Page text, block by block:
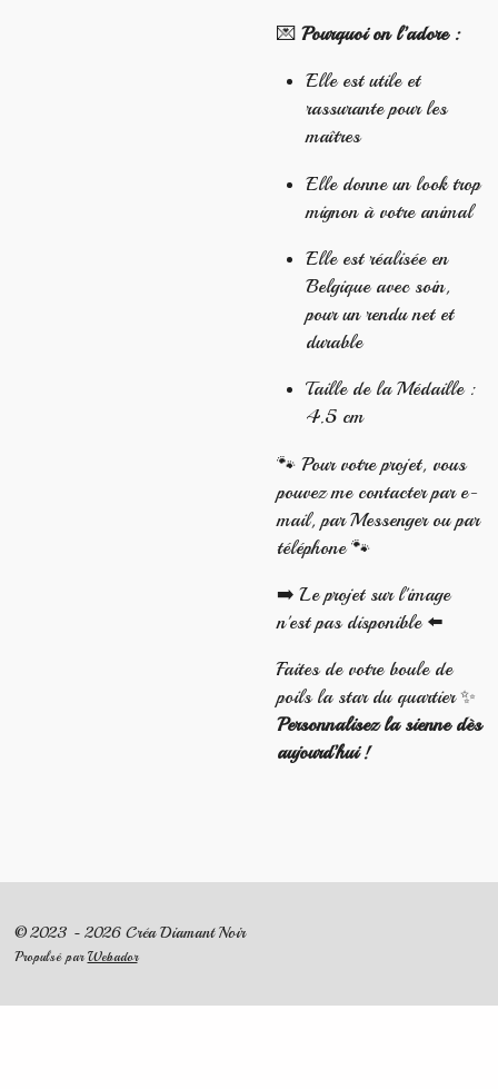
💌 Pourquoi on l’adore :
Elle est utile et
rassurante pour les
maîtres
Elle donne un look trop
mignon à votre animal
Elle est réalisée en
Belgique avec soin,
pour un rendu net et
durable
Taille de la Médaille :
4.5 cm
🐾 Pour votre projet, vous
pouvez me contacter par e-
mail, par Messenger ou par
téléphone 🐾
➡️ Le projet sur l'image
n'est pas disponible ⬅️
Faites de votre boule de
poils la star du quartier ✨
Personnalisez la sienne dès
aujourd’hui !
© 2023 - 2026 Créa Diamant Noir
Propulsé par Webador